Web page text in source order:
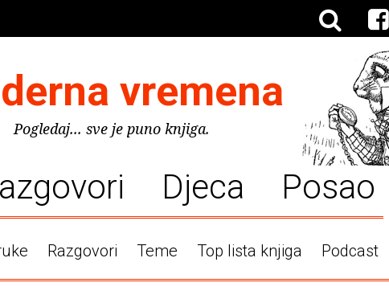
vremena
Pogledaj... sve je puno knjiga.
Djeca Posao
Razgovori Teme Top lista knjiga Podcast